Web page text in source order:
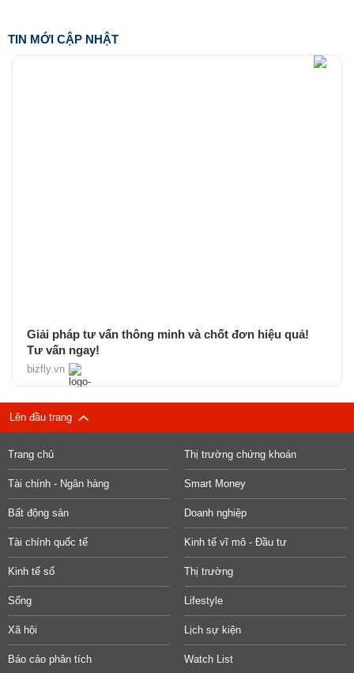
TIN MỚI CẬP NHẬT
Giải pháp tư vấn thông minh và chốt đơn hiệu quả!
Tư vấn ngay!
bizfly.vn
Lên đầu trang
Trang chủ Thị trường chứng khoán
Tài chính - Ngân hàng Smart Money
Bất động sản Doanh nghiệp
Tài chính quốc tế Kinh tế vĩ mô - Đầu tư
Kinh tế số Thị trường
Sống Lifestyle
Xã hội Lịch sự kiện
Báo cáo phân tích Watch List